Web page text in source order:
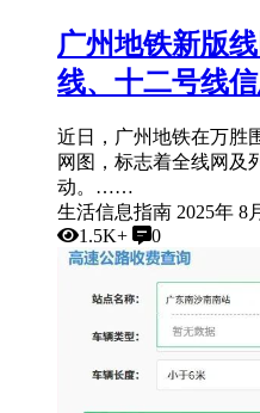
广州地铁新版
线、十二号线
近日，广州地铁在万胜
网图，标志着全线网及
动。……
生活信息指南 2025年 8
1.5K+
0